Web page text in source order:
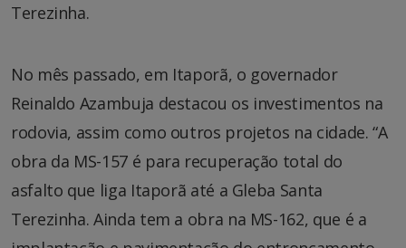
Terezinha.
No mês passado, em Itaporã, o governador
Reinaldo Azambuja destacou os investimentos na
rodovia, assim como outros projetos na cidade. “A
obra da MS-157 é para recuperação total do
asfalto que liga Itaporã até a Gleba Santa
Terezinha. Ainda tem a obra na MS-162, que é a